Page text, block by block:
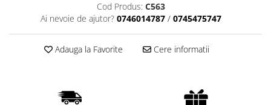
Chec Ciocco
Checurile Royal
Prajituri nuci
Cod Produs: C563
Ai nevoie de ajutor? 0746014787 / 0745475747
Adauga la Favorite Cere informatii